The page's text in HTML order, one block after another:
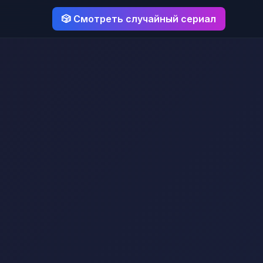
🎲 Смотреть случайный сериал